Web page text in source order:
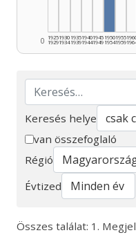
0 1925
1929
1930
1934
1935
1939
1940
1944
1945
1949
1950
1954
1955
1959
Keresés
Keresés helye
van összefoglaló
Régió
Évtized
Összes találat: 1.